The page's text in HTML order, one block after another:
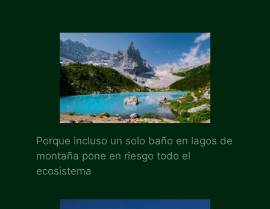
Porque incluso un solo baño en lagos de
montaña pone en riesgo todo el
ecosistema